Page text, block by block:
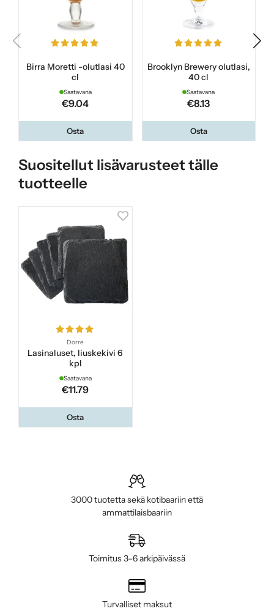
Birra Moretti -olutlasi 40
cl
Saatavana
€9.04
Osta
Brooklyn Brewery olutlasi,
40 cl
Saatavana
€8.13
Osta
Suositellut lisävarusteet tälle
tuotteelle
Dorre
Lasinaluset, liuskekivi 6
kpl
Saatavana
€11.79
Osta
3000 tuotetta sekä kotibaariin että
ammattilaisbaariin
Toimitus 3–6 arkipäivässä
Turvalliset maksut